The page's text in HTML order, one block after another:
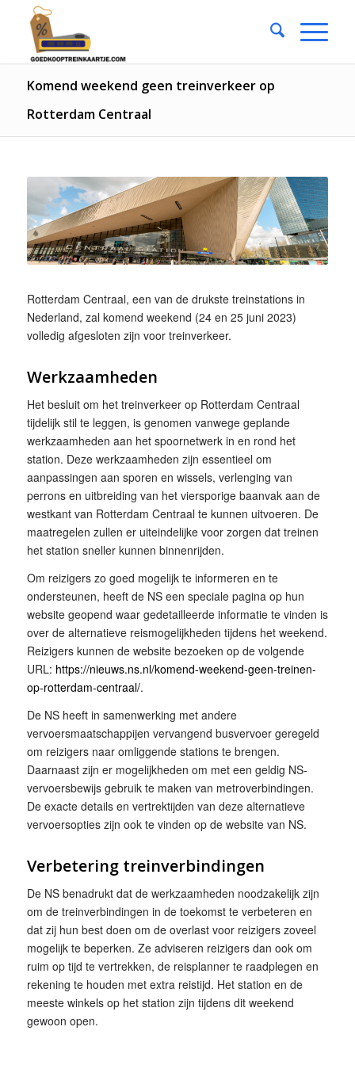
Komend weekend geen treinverkeer op
Rotterdam Centraal
Rotterdam Centraal, een van de drukste treinstations in
Nederland, zal komend weekend (24 en 25 juni 2023)
volledig afgesloten zijn voor treinverkeer.
Werkzaamheden
Het besluit om het treinverkeer op Rotterdam Centraal
tijdelijk stil te leggen, is genomen vanwege geplande
werkzaamheden aan het spoornetwerk in en rond het
station. Deze werkzaamheden zijn essentieel om
aanpassingen aan sporen en wissels, verlenging van
perrons en uitbreiding van het viersporige baanvak aan de
westkant van Rotterdam Centraal te kunnen uitvoeren. De
maatregelen zullen er uiteindelijke voor zorgen dat treinen
het station sneller kunnen binnenrijden.
Om reizigers zo goed mogelijk te informeren en te
ondersteunen, heeft de NS een speciale pagina op hun
website geopend waar gedetailleerde informatie te vinden is
over de alternatieve reismogelijkheden tijdens het weekend.
Reizigers kunnen de website bezoeken op de volgende
URL: https://nieuws.ns.nl/komend-weekend-geen-treinen-
op-rotterdam-centraal/.
De NS heeft in samenwerking met andere
vervoersmaatschappijen vervangend busvervoer geregeld
om reizigers naar omliggende stations te brengen.
Daarnaast zijn er mogelijkheden om met een geldig NS-
vervoersbewijs gebruik te maken van metroverbindingen.
De exacte details en vertrektijden van deze alternatieve
vervoersopties zijn ook te vinden op de website van NS.
Verbetering treinverbindingen
De NS benadrukt dat de werkzaamheden noodzakelijk zijn
om de treinverbindingen in de toekomst te verbeteren en
dat zij hun best doen om de overlast voor reizigers zoveel
mogelijk te beperken. Ze adviseren reizigers dan ook om
ruim op tijd te vertrekken, de reisplanner te raadplegen en
rekening te houden met extra reistijd. Het station en de
meeste winkels op het station zijn tijdens dit weekend
gewoon open.